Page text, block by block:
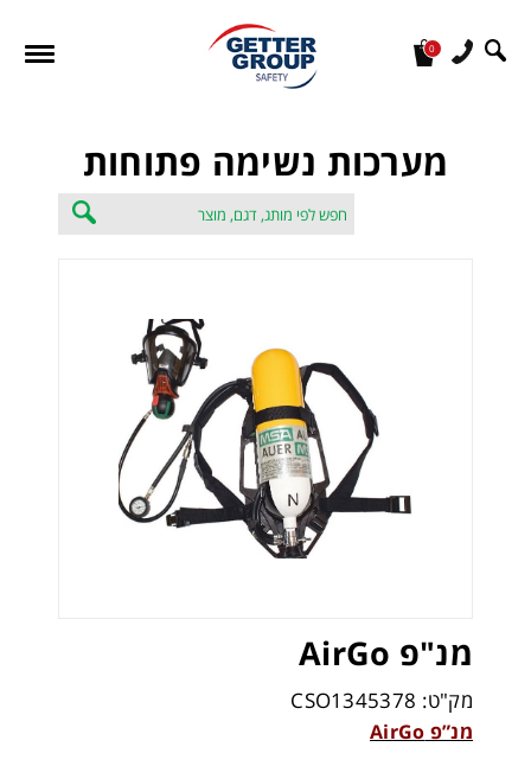
0
מערכות נשימה פתוחות
מנ"פ AirGo
מק"ט: CSO1345378
מנ”פ AirGo